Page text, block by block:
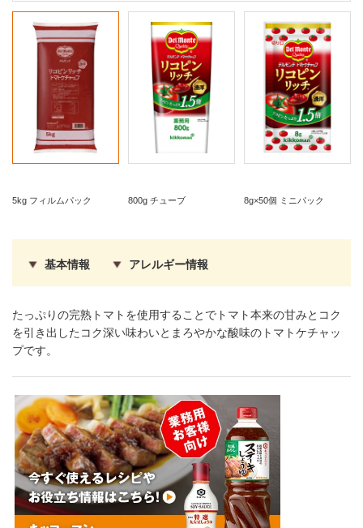
5kg フィルムパック 800g チューブ 8g×50個 ミニパック
たっぷりの完熟トマトを使用することでトマト本来の甘みとコク
を引き出したコク深い味わいとまろやかな酸味のトマトケチャッ
プです。
基本情報 アレルギー情報